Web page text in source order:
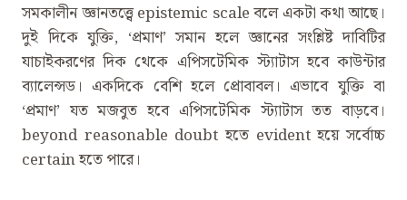
সমকালীন জ্ঞানতত্ত্বে epistemic scale বলে একটা কথা আছে।
দুই দিকে যুক্তি, ‌‘প্রমাণ’ সমান হলে জ্ঞানের সংশ্লিষ্ট দাবিটির
যাচাইকরণের দিক থেকে এপিসটেমিক স্ট্যাটাস হবে কাউন্টার
ব্যালেন্সড। একদিকে বেশি হলে প্রোবাবল। এভাবে ‌যুক্তি বা
‌‘প্রমাণ’ যত মজবুত হবে এপিসটেমিক স্ট্যাটাস তত বাড়বে।
beyond reasonable doubt হতে evident হয়ে সর্বোচ্চ
certain হতে পারে।